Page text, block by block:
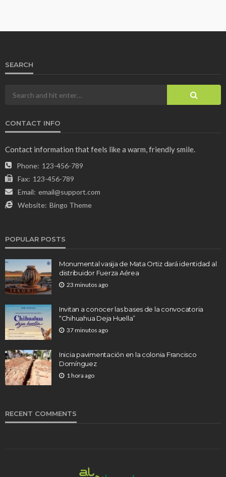
SEARCH
CONTACT INFO
Contact information that feels like a warm, friendly smile.
Phone: 123-456-789
Fax: 123-456-789
Email: email@support.com
Website: Bingo Theme
POPULAR POSTS
Monumental vasija de Mata Ortiz dará identidad al
distribuidor Fuerza Aérea
23 minutos ago
Invitan a conocer las bases de la convocatoria
“Chihuahua Deja Huella”
37 minutos ago
Inicia pavimentación en la colonia Francisco
Domínguez
1 hora ago
RECENT COMMENTS